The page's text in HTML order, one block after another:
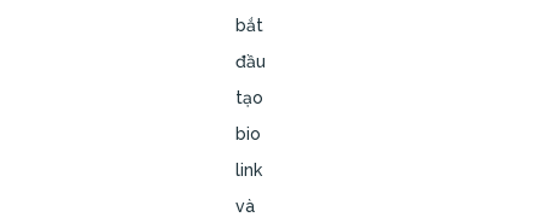
bắt
đầu
tạo
bio
link
và